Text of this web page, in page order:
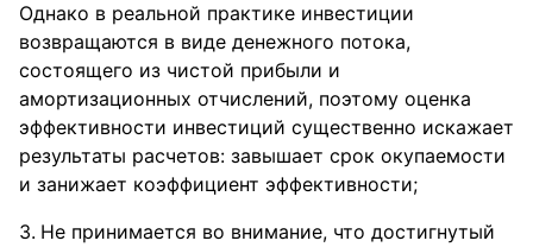
Однако в реальной практике инвестиции
возвращаются в виде денежного потока,
состоящего из чистой прибыли и
амортизационных отчислений, поэтому оценка
эффективности инвестиций существенно искажает
результаты расчетов: завышает срок окупаемости
и занижает коэффициент эффективности;
Не принимается во внимание, что достигнутый